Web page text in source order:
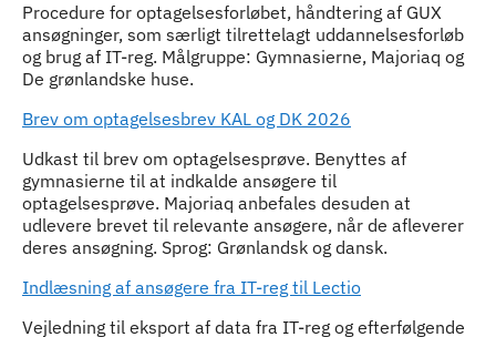
Procedure for optagelsesforløbet, håndtering af GUX
ansøgninger, som særligt tilrettelagt uddannelsesforløb
og brug af IT-reg. Målgruppe: Gymnasierne, Majoriaq og
De grønlandske huse.
Brev om optagelsesbrev KAL og DK 2026
Udkast til brev om optagelsesprøve. Benyttes af
gymnasierne til at indkalde ansøgere til
optagelsesprøve. Majoriaq anbefales desuden at
udlevere brevet til relevante ansøgere, når de afleverer
deres ansøgning. Sprog: Grønlandsk og dansk.
Indlæsning af ansøgere fra IT-reg til Lectio
Vejledning til eksport af data fra IT-reg og efterfølgende